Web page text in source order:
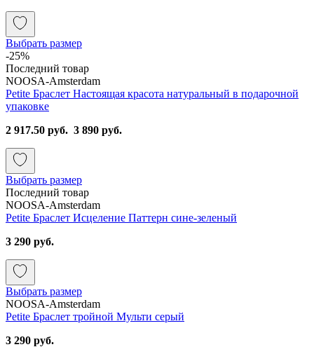
Выбрать размер
-25%
Последний товар
NOOSA-Amsterdam
Petite Браслет Настоящая красота натуральный в подарочной
упаковке
2 917.50 руб. 3 890 руб.
Выбрать размер
Последний товар
NOOSA-Amsterdam
Petite Браслет Исцеление Паттерн сине-зеленый
3 290 руб.
Выбрать размер
NOOSA-Amsterdam
Petite Браслет тройной Мульти серый
3 290 руб.